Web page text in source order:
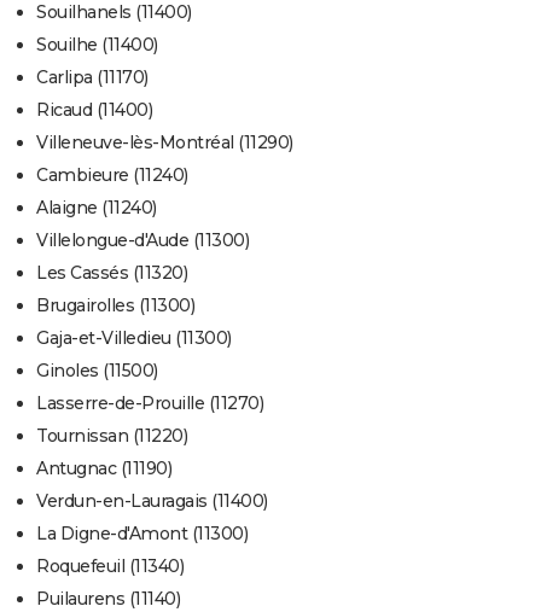
Souilhanels (11400)
Souilhe (11400)
Carlipa (11170)
Ricaud (11400)
Villeneuve-lès-Montréal (11290)
Cambieure (11240)
Alaigne (11240)
Villelongue-d'Aude (11300)
Les Cassés (11320)
Brugairolles (11300)
Gaja-et-Villedieu (11300)
Ginoles (11500)
Lasserre-de-Prouille (11270)
Tournissan (11220)
Antugnac (11190)
Verdun-en-Lauragais (11400)
La Digne-d'Amont (11300)
Roquefeuil (11340)
Puilaurens (11140)